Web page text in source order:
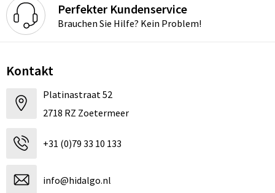
Perfekter Kundenservice
Brauchen Sie Hilfe? Kein Problem!
Kontakt
Platinastraat 52
2718 RZ Zoetermeer
+31 (0)79 33 10 133
info@hidalgo.nl